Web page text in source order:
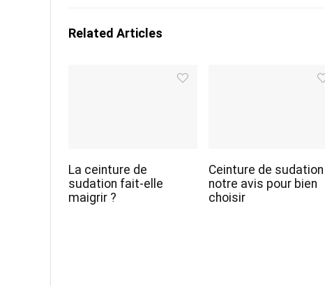
Related Articles
La ceinture de
sudation fait-elle
maigrir ?
Ceinture de sudation
notre avis pour bien
choisir